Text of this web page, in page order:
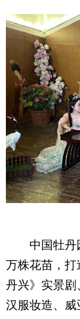
中国牡丹园
万株花苗，打
丹兴》实景剧
汉服妆造、威